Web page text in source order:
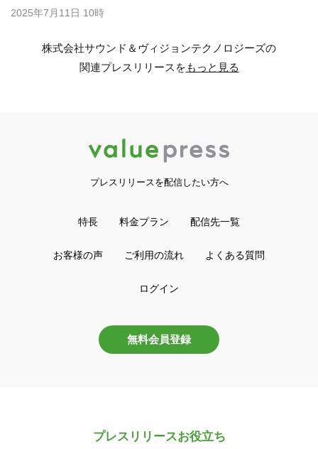
2025年7月11日 10時
株式会社サウンド＆ヴィジョンテクノロジーズの
関連プレスリリースをもっと見る
プレスリリースを配信したい方へ
特長 料金プラン 配信先一覧
お客様の声 ご利用の流れ よくある質問
ログイン
無料会員登録
プレスリリースお役立ち